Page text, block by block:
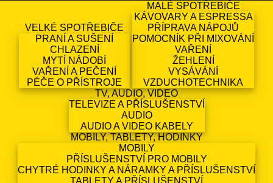
VELKÉ SPOTŘEBIČE
PRANÍ A SUŠENÍ
CHLAZENÍ
MYTÍ NÁDOBÍ
VAŘENÍ A PEČENÍ
PÉČE O PŘÍSTROJE
MALÉ SPOTŘEBIČE
KÁVOVARY A ESPRESSA
PŘÍPRAVA NÁPOJŮ
POMOCNÍK PŘI MIXOVÁNÍ
VAŘENÍ
ŽEHLENÍ
VYSÁVÁNÍ
VZDUCHOTECHNIKA
TV, AUDIO, VIDEO
TELEVIZE A PŘÍSLUŠENSTVÍ
AUDIO
AUDIO A VIDEO KABELY
MOBILY, TABLETY, HODINKY
MOBILY
PŘÍSLUŠENSTVÍ PRO MOBILY
CHYTRÉ HODINKY A NÁRAMKY A PŘÍSLUŠENSTVÍ